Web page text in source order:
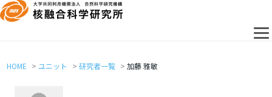
HOME ユニット 研究者一覧 加藤 雅敏